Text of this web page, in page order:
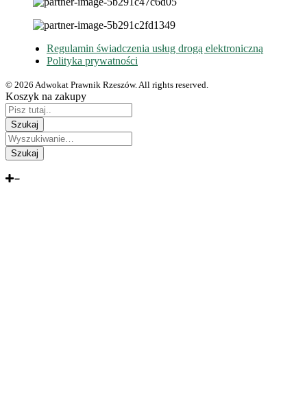
Regulamin świadczenia usług drogą elektroniczną
Polityka prywatności
© 2026 Adwokat Prawnik Rzeszów. All rights reserved.
Koszyk na zakupy